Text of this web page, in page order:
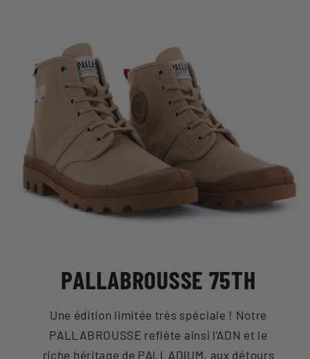
PALLABROUSSE 75TH
Une édition limitée très spéciale ! Notre
PALLABROUSSE reflète ainsi l’ADN et le
riche héritage de PALLADIUM, aux détours